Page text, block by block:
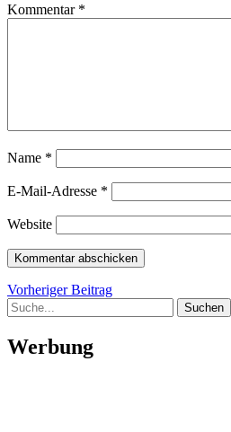
Kommentar *
Name *
E-Mail-Adresse *
Website
Beitragsnavigation
Vorheriger BeitragVorheriger
Suche
Werbung